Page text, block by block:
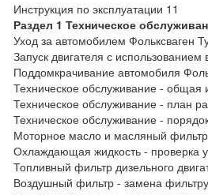
Инструкция по эксплуатации 11
Раздел 1 Техническое
Уход за автомобилем Фольксваген
Запуск двигателя с
Поддомкрачивание автомобиля
Техническое обслуживание -
Техническое обслуживание - план
Техническое обслуживание -
Моторное масло и масляный
Охлаждающая жидкость - проверка
Топливный фильтр дизельного
Воздушный фильтр - замена